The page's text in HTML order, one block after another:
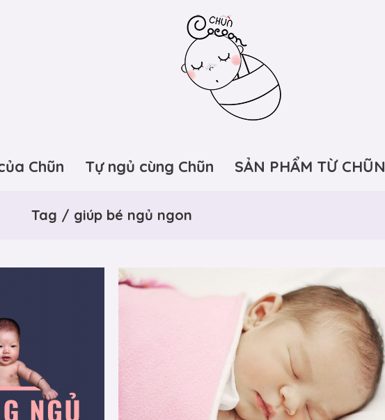
Chũn Tự ngủ cùng Chũn SẢN PHẨM TỪ CHŨN
Tag / giúp bé ngủ ngon